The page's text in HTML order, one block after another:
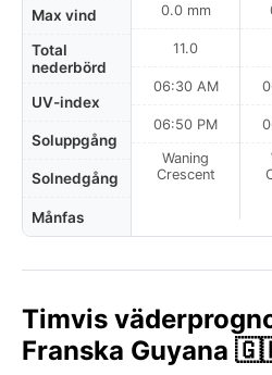
Max vind
Total
nederbörd
UV-index
Soluppgång
Solnedgång
Månfas
0.0 mm
11.0
06:30 AM
06:50 PM
Waning
Crescent
Timvis
Franska Guyana